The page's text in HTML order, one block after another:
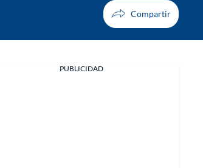
PUBLICIDAD